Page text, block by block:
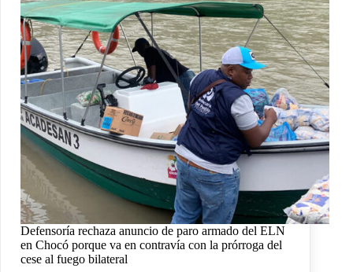
Defensoría rechaza anuncio de paro armado del ELN
en Chocó porque va en contravía con la prórroga del
cese al fuego bilateral